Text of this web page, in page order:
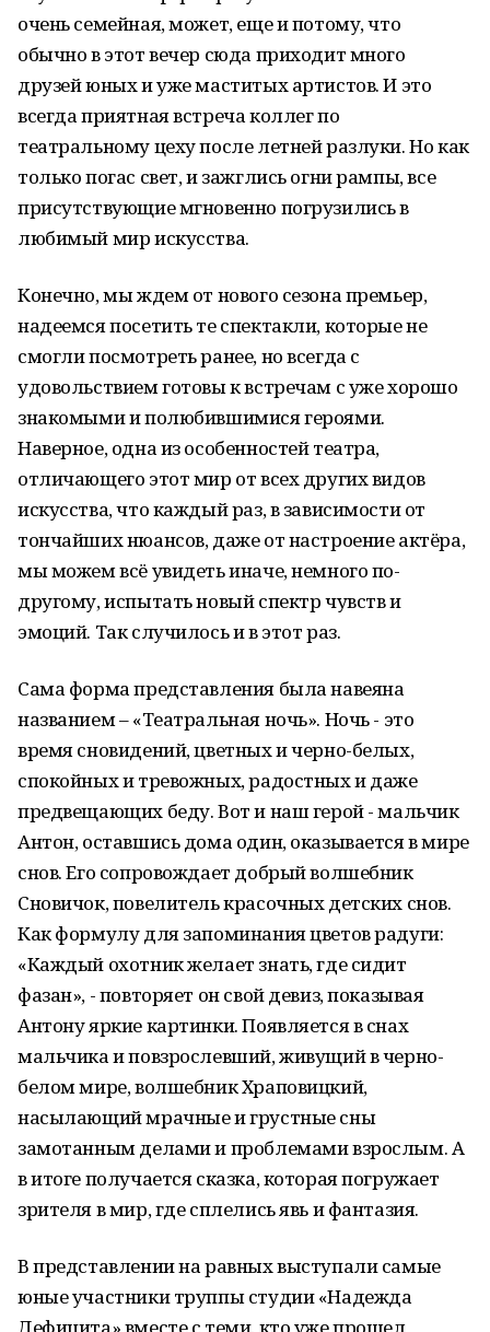
очень семейная, может, еще и потому, что
обычно в этот вечер сюда приходит много
друзей юных и уже маститых артистов. И это
всегда приятная встреча коллег по
театральному цеху после летней разлуки. Но как
только погас свет, и зажглись огни рампы, все
присутствующие мгновенно погрузились в
любимый мир искусства.
Конечно, мы ждем от нового сезона премьер,
надеемся посетить те спектакли, которые не
смогли посмотреть ранее, но всегда с
удовольствием готовы к встречам с уже хорошо
знакомыми и полюбившимися героями.
Наверное, одна из особенностей театра,
отличающего этот мир от всех других видов
искусства, что каждый раз, в зависимости от
тончайших нюансов, даже от настроение актёра,
мы можем всё увидеть иначе, немного по-
другому, испытать новый спектр чувств и
эмоций. Так случилось и в этот раз.
Сама форма представления была навеяна
названием – «Театральная ночь». Ночь - это
время сновидений, цветных и черно-белых,
спокойных и тревожных, радостных и даже
предвещающих беду. Вот и наш герой - мальчик
Антон, оставшись дома один, оказывается в мире
снов. Его сопровождает добрый волшебник
Сновичок, повелитель красочных детских снов.
Как формулу для запоминания цветов радуги:
«Каждый охотник желает знать, где сидит
фазан», - повторяет он свой девиз, показывая
Антону яркие картинки. Появляется в снах
мальчика и повзрослевший, живущий в черно-
белом мире, волшебник Храповицкий,
насылающий мрачные и грустные сны
замотанным делами и проблемами взрослым. А
в итоге получается сказка, которая погружает
зрителя в мир, где сплелись явь и фантазия.
В представлении на равных выступали самые
юные участники труппы студии «Надежда